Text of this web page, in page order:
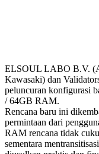
ELSOUL LABO B.V.
Kawasaki) dan
peluncuran konfigurasi
/ 64GB RAM.
Rencana baru ini
permintaan dari
RAM rencana tidak
sementara